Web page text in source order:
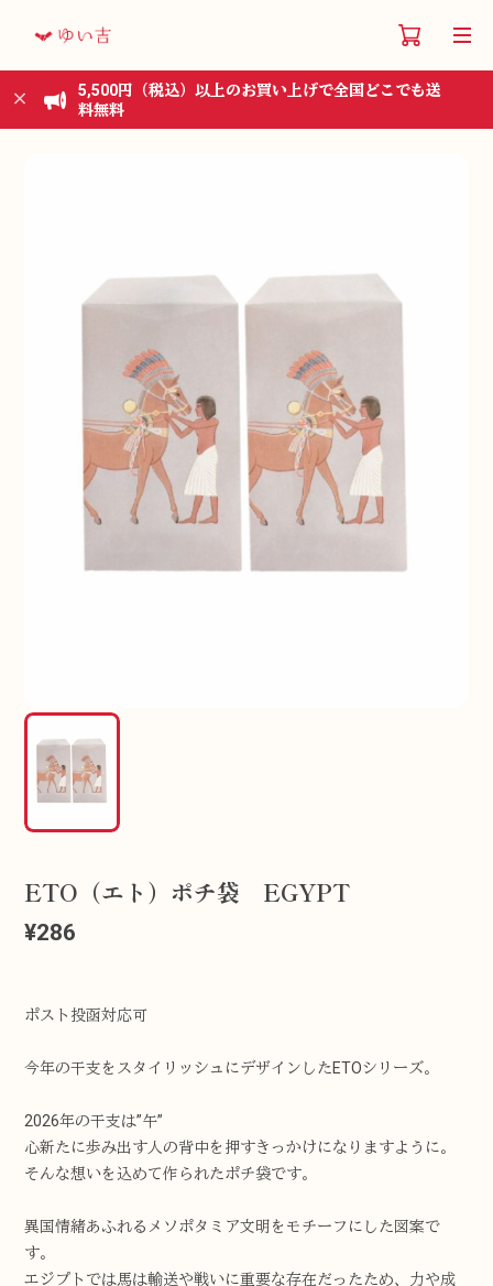
5,500円（税込）以上のお買い上げで全国どこでも送
料無料
ETO（エト）ポチ袋 EGYPT
¥286
ポスト投函対応可
今年の干支をスタイリッシュにデザインしたETOシリーズ。
2026年の干支は”午”
心新たに歩み出す人の背中を押すきっかけになりますように。
そんな想いを込めて作られたポチ袋です。
異国情緒あふれるメソポタミア文明をモチーフにした図案で
す。
エジプトでは馬は輸送や戦いに重要な存在だったため、力や成